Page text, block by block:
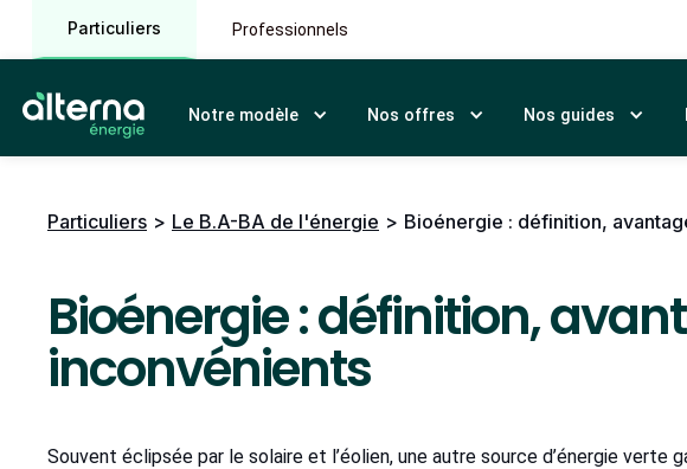
Particuliers Professionnels
Notre modèle Nos offres Nos guides
Particuliers > Le B.A-BA de l'énergie > Bioénergie : définition,
Bioénergie : définition,
inconvénients
Souvent éclipsée par le solaire et l’éolien, une autre source d’énergie verte